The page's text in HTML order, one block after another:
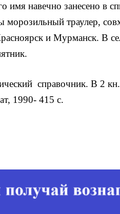
навечно занесено в
морозильный траулер,
и Мурманск. В
справочник. В 2
1990- 415 с.